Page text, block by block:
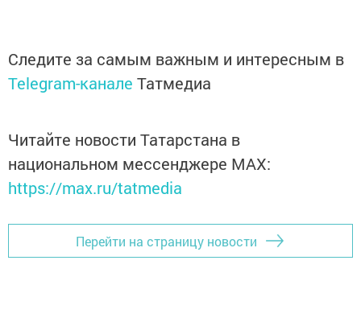
Следите за самым важным и интересным в
Telegram-канале Татмедиа
Читайте новости Татарстана в
национальном мессенджере MАХ:
https://max.ru/tatmedia
Перейти на страницу новости